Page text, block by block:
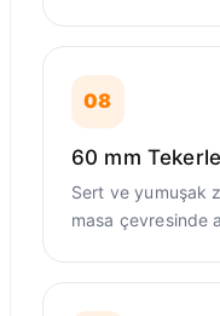
08
60 mm
Sert ve yumuşak
masa çevresinde